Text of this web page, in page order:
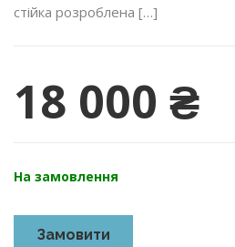
стійка розроблена […]
18 000 ₴
На замовлення
Замовити